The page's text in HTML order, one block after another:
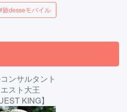
旅desseモバイル
ンサルタント
スト大王
KING】